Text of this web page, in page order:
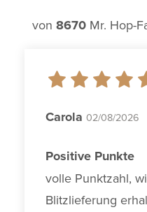
von 8670Mr. Hop-
Carola 02/08/2026
Positive Punkte
volle Punktzahl,
Blitzlieferung